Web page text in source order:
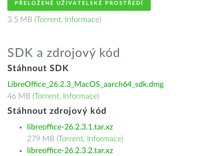
PŘELOŽENÉ UŽIVATELSKÉ PROSTŘEDÍ
3.5 MB (Torrent, Informace)
SDK a zdrojový kód
Stáhnout SDK
LibreOffice_26.2.3_MacOS_aarch64_sdk.dmg
46 MB (Torrent, Informace)
Stáhnout zdrojový kód
libreoffice-26.2.3.1.tar.xz
279 MB (Torrent, Informace)
libreoffice-26.2.3.2.tar.xz